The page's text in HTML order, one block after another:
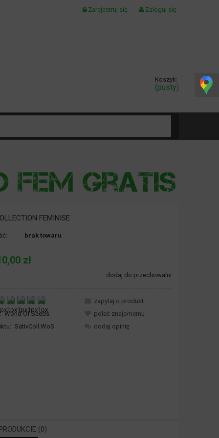
Zarejestruj się Zaloguj się
Koszyk:
(pusty)
FEMINISE
brak towaru
zł
dodaj do przechowalni
World Of Seeds
SativColl.WoS
zapytaj o produkt
poleć znajomemu
dodaj opinię
(0)